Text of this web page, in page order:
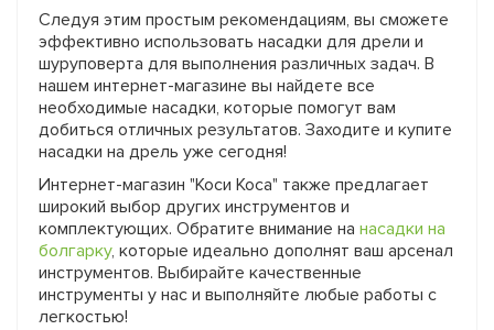
Следуя этим простым рекомендациям, вы сможете
эффективно использовать насадки для дрели и
шуруповерта для выполнения различных задач. В
нашем интернет-магазине вы найдете все
необходимые насадки, которые помогут вам
добиться отличных результатов. Заходите и купите
насадки на дрель уже сегодня!
Интернет-магазин "Коси Коса" также предлагает
широкий выбор других инструментов и
комплектующих. Обратите внимание на насадки на
болгарку, которые идеально дополнят ваш арсенал
инструментов. Выбирайте качественные
инструменты у нас и выполняйте любые работы с
легкостью!